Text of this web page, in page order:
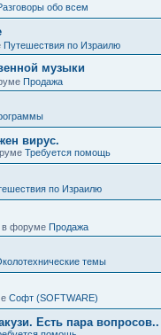
обо всем
Путешествия по Израилю
музыки
Продажа
вирус.
Требуется помощь
по Израилю
в форуме Продажа
темы
Софт (SOFTWARE)
Есть пара вопросов..